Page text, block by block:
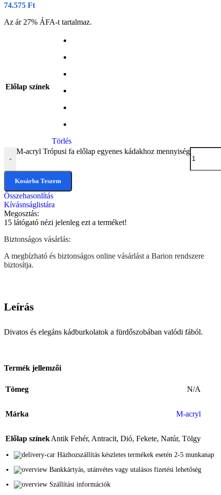
74.575 Ft
Az ár 27% ÁFA-t tartalmaz.
Előlap színek
Törlés
-
M-acryl Trópusi fa előlap egyenes kádakhoz mennyiség
Kosárba Teszem
Összehasonlítás
Kívásnságlistára
Megosztás:
15 látógató nézi jelenleg ezt a terméket!
Biztonságos vásárlás:
A megbízható és biztonságos online vásárlást a Barion rendszere
biztosítja.
Leírás
Divatos és elegáns kádburkolatok a fürdőszobában valódi fából.
Termék jellemzői
Tömeg N/A
Márka M-acryl
Előlap színekAntik Fehér, Antracit, Dió, Fekete, Natúr, Tölgy
Házhozszállítás készletes termékek esetén 2-5 munkanap
Bankkártyás, utánvétes vagy utalásos fizetési lehetőség
Szállítási információk